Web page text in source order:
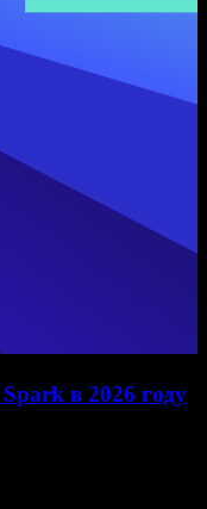
в 2026 году